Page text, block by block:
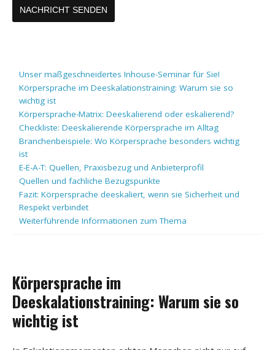
Unser maßgeschneidertes Inhouse-Seminar für Sie!
Körpersprache im Deeskalationstraining: Warum sie so
wichtig ist
Körpersprache-Matrix: Deeskalierend oder eskalierend?
Checkliste: Deeskalierende Körpersprache im Alltag
Branchenbeispiele: Wo Körpersprache besonders wichtig
ist
E-E-A-T: Quellen, Praxisbezug und Anbieterprofil
Quellen und fachliche Bezugspunkte
Fazit: Körpersprache deeskaliert, wenn sie Sicherheit und
Respekt verbindet
Weiterführende Informationen zum Thema
Körpersprache im
Deeskalationstraining: Warum sie so
wichtig ist